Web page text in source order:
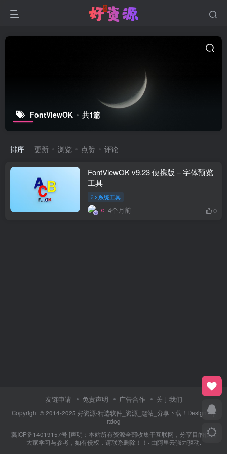
FontViewOK 共1篇
排序 更新 浏览 点赞 评论
FontViewOK v9.23 便携版 – 字体预览
工具
系统工具
4个月前 0
友链申请 免责声明 广告合作 关于我们
Copyright © 2014-2025 好资源-精选软件_资源_趣站_分享下载！Design By
itdog
冀ICP备14019157号[声明：本站所有资源全部收集于互联网，分享目的仅供
大家学习与参考，如有侵权，请联系删除！！· 由阿里云强力驱动.